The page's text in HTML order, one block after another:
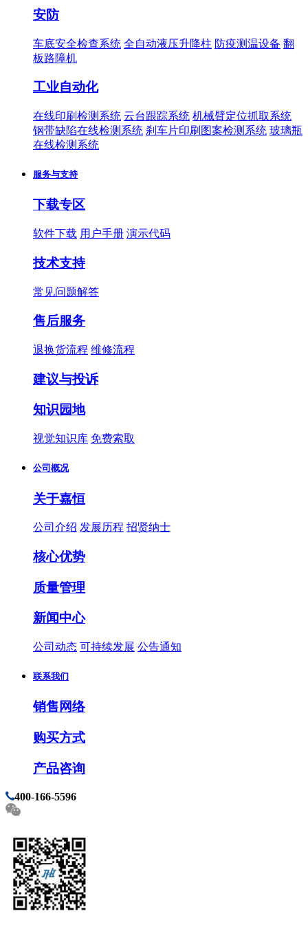
安防
车底安全检查系统 全自动液压升降柱 防疫测温设备 翻
板路障机
工业自动化
在线印刷检测系统 云台跟踪系统 机械臂定位抓取系统
钢带缺陷在线检测系统 刹车片印刷图案检测系统 玻璃瓶
在线检测系统
服务与支持
下载专区
软件下载 用户手册 演示代码
技术支持
常见问题解答
售后服务
退换货流程 维修流程
建议与投诉
知识园地
视觉知识库 免费索取
公司概况
关于嘉恒
公司介绍 发展历程 招贤纳士
核心优势
质量管理
新闻中心
公司动态 可持续发展 公告通知
联系我们
销售网络
购买方式
产品咨询
400-166-5596